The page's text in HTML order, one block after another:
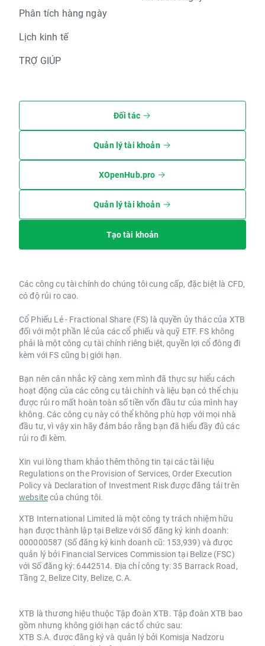
Phân tích hàng ngày
Lịch kinh tế
TRỢ GIÚP
Đối tác
Quản lý tài khoản
XOpenHub.pro
Quản lý tài khoản
Tạo tài khoản
Các công cụ tài chính do chúng tôi cung cấp, đặc biệt là CFD,
có độ rủi ro cao.
Cổ Phiếu Lẻ - Fractional Share (FS) là quyền ủy thác của XTB
đối với một phần lẻ của các cổ phiếu và quỹ ETF. FS không
phải là một công cụ tài chính riêng biệt, quyền lợi cổ đông đi
kèm với FS cũng bị giới hạn.
Bạn nên cân nhắc kỹ càng xem mình đã thực sự hiểu cách
hoạt động của các công cụ tài chính và liệu bạn có thể chịu
được rủi ro mất hoàn toàn số tiền vốn đầu tư của mình hay
không. Các công cụ này có thể không phù hợp với mọi nhà
đầu tư, vì vậy xin hãy đảm bảo rằng bạn đã hiểu đầy đủ các
rủi ro đi kèm.
Xin vui lòng tham khảo thêm thông tin tại các tài liệu
Regulations on the Provision of Services, Order Execution
Policy và Declaration of Investment Risk được đăng tải trên
websitecủa chúng tôi.
XTB International Limited là một công ty trách nhiệm hữu
hạn được thành lập tại Belize với Số đăng ký kinh doanh:
000000587 (Số đăng ký kinh doanh cũ: 153,939) và được
quản lý bởi Financial Services Commission tại Belize (FSC)
với Số đăng ký: 6442514. Địa chỉ công ty: 35 Barrack Road,
Tầng 2, Belize City, Belize, C.A.
XTB là thương hiệu thuộc Tập đoàn XTB. Tập đoàn XTB bao
gồm nhưng không giới hạn các tổ chức sau:
XTB S.A. được đăng ký và quản lý bởi Komisja Nadzoru